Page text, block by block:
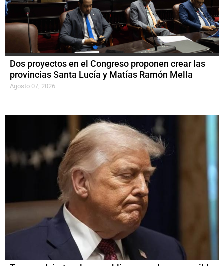
Dos proyectos en el Congreso proponen crear las
provincias Santa Lucía y Matías Ramón Mella
Agosto 07, 2026